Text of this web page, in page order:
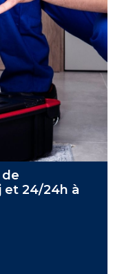
et 24/24h à